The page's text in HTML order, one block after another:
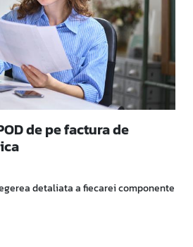
de pe factura de
detaliata a fiecarei componente